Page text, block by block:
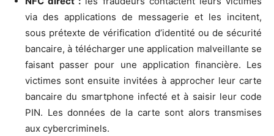
via des applications de messagerie et les incitent,
sous prétexte de vérification d’identité ou de sécurité
bancaire, à télécharger une application malveillante se
faisant passer pour une application financière. Les
victimes sont ensuite invitées à approcher leur carte
bancaire du smartphone infecté et à saisir leur code
PIN. Les données de la carte sont alors transmises
aux cybercriminels.